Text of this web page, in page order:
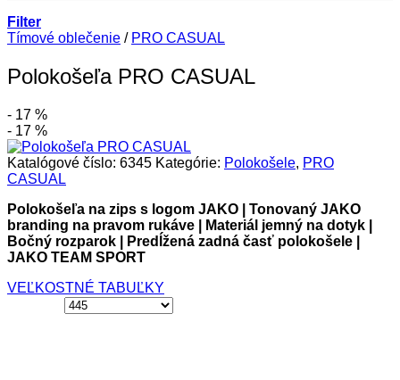
Filter
Tímové oblečenie / PRO CASUAL
Polokošeľa PRO CASUAL
- 17 %
- 17 %
Katalógové číslo: 6345 Kategórie: Polokošele, PRO
CASUAL
Polokošeľa na zips s logom JAKO | Tonovaný JAKO
branding na pravom rukáve | Materiál jemný na dotyk |
Bočný rozparok | Predĺžená zadná časť polokošele |
JAKO TEAM SPORT
VEĽKOSTNÉ TABUĽKY